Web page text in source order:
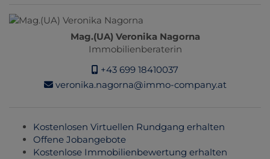
Mag.(UA) Veronika Nagorna
Immobilienberaterin
+43 699 18410037
veronika.nagorna@immo-company.at
Kostenlosen Virtuellen Rundgang erhalten
Offene Jobangebote
Kostenlose Immobilienbewertung erhalten